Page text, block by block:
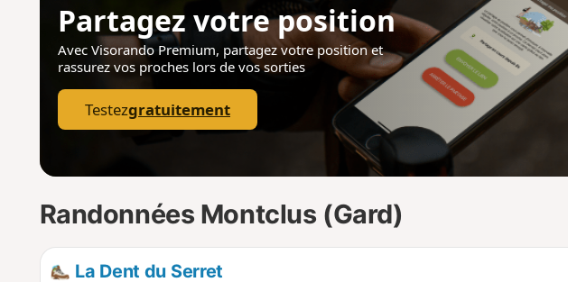
Partagez votre position
Avec Visorando Premium, partagez votre positionet
rassurez vos proches lors de vos sorties
Testezgratuitement
Randonnées Montclus (Gard)
La Dent du Serret